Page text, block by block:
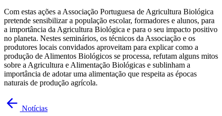
Com estas ações a Associação Portuguesa de Agricultura Biológica
pretende sensibilizar a população escolar, formadores e alunos, para
a importância da Agricultura Biológica e para o seu impacto positivo
no planeta. Nestes seminários, os técnicos da Associação e os
produtores locais convidados aproveitam para explicar como a
produção de Alimentos Biológicos se processa, refutam alguns mitos
sobre a Agricultura e Alimentação Biológicas e sublinham a
importância de adotar uma alimentação que respeita as épocas
naturais de produção agrícola.
Notícias